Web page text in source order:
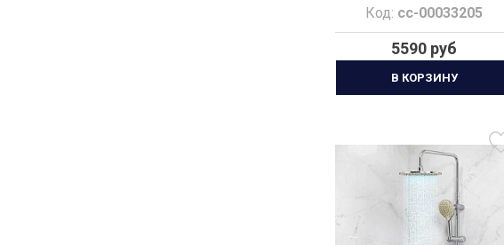
Код: cc-00033205
5590 руб
В КОРЗИНУ